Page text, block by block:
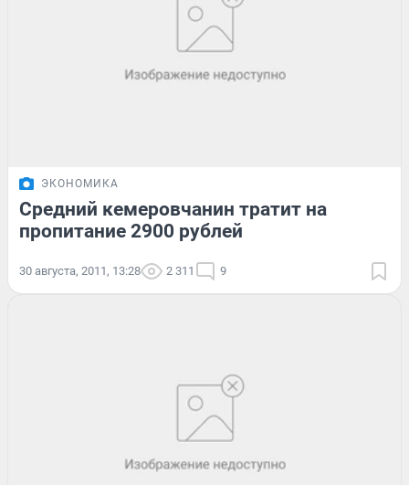
ЭКОНОМИКА
Средний кемеровчанин тратит на
пропитание 2900 рублей
30 августа, 2011, 13:28 2 311 9